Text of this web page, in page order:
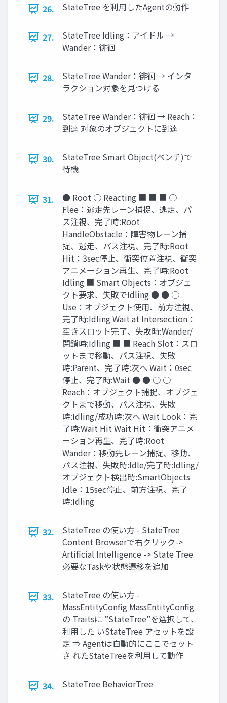
26. StateTree を利用したAgentの動作
27.
StateTree Idling：アイドル →
Wander：徘徊
28.
StateTree Wander：徘徊 → インタ
ラクション対象を見つける
29.
StateTree Wander：徘徊 → Reach：
到達 対象のオブジェクトに到達
30.
StateTree Smart Object(ベンチ)で
待機
31.
● Root ○ Reacting ■ ■ ■ ○
Flee：逃走先レーン捕捉、逃走、パ
ス注視、完了時:Root
HandleObstacle：障害物レーン捕
捉、逃走、パス注視、完了時:Root
Hit：3sec停止、衝突位置注視、衝突
アニメーション再生、完了時:Root
Idling ■ Smart Objects：オブジェ
クト要求、失敗でIdling ● ● ○
Use：オブジェクト使用、前方注視、
完了時:Idling Wait at Intersection：
空きスロット完了、失敗時:Wander/
閉鎖時:Idling ■ ■ Reach Slot：スロ
ットまで移動、パス注視、失敗
時:Parent、完了時:次へ Wait：0sec
停止、完了時:Wait ● ● ○ ○
Reach：オブジェクト捕捉、オブジェ
クトまで移動、パス注視、失敗
時:Idling/成功時:次へ Wait Look：完
了時:Wait Hit Wait Hit：衝突アニメ
ーション再生、完了時:Root
Wander：移動先レーン捕捉、移動、
パス注視、失敗時:Idle/完了時:Idling/
オブジェクト検出時:SmartObjects
Idle：15sec停止、前方注視、完了
時:Idling
32.
StateTree の使い方 - StateTree
Content Browserで右クリック->
Artiﬁcial Intelligence -> State Tree
必要なTaskや状態遷移を追加
33.
StateTree の使い方 -
MassEntityConﬁg MassEntityConﬁg
の Traitsに ”StateTree”を選択して、
利用した いStateTree アセットを設
定 ⇒ Agentは自動的にここでセット
さ れたStateTreeを利用して動作
34. StateTree BehaviorTree